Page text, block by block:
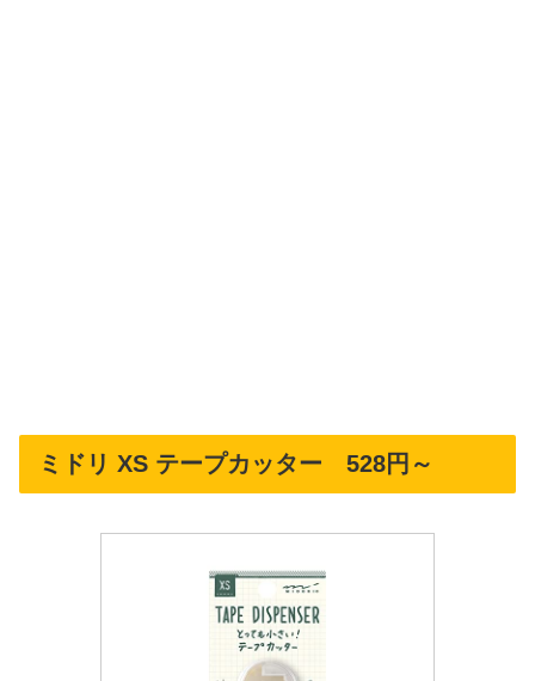
ミドリ XS テープカッター 528円～